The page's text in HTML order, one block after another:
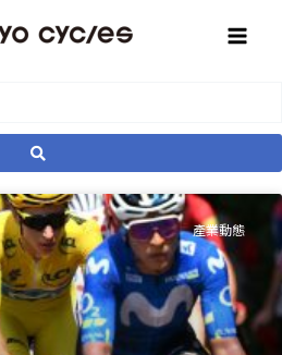
產業動態